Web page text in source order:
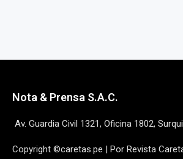
Nota & Prensa S.A.C.
Av. Guardia Civil 1321, Oficina 1802,
Copyright ©caretas.pe | Por Revista